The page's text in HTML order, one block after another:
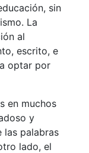
sin
La
al
escrito, e
optar por
en muchos
y
las palabras
lado, el